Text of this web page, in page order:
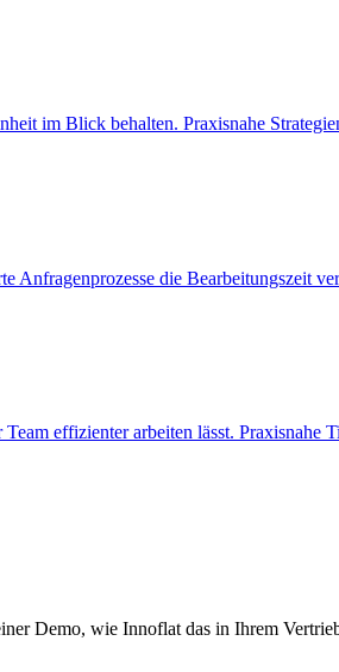
im Blick behalten. Praxisnahe
die Bearbeitungszeit
effizienter arbeiten lässt. Praxisnahe
Demo, wie Innoflat das in Ihrem